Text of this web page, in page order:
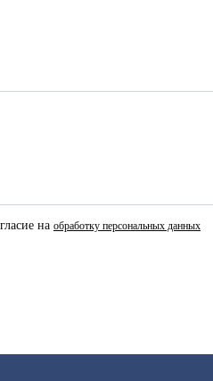
на обработку персональных данных